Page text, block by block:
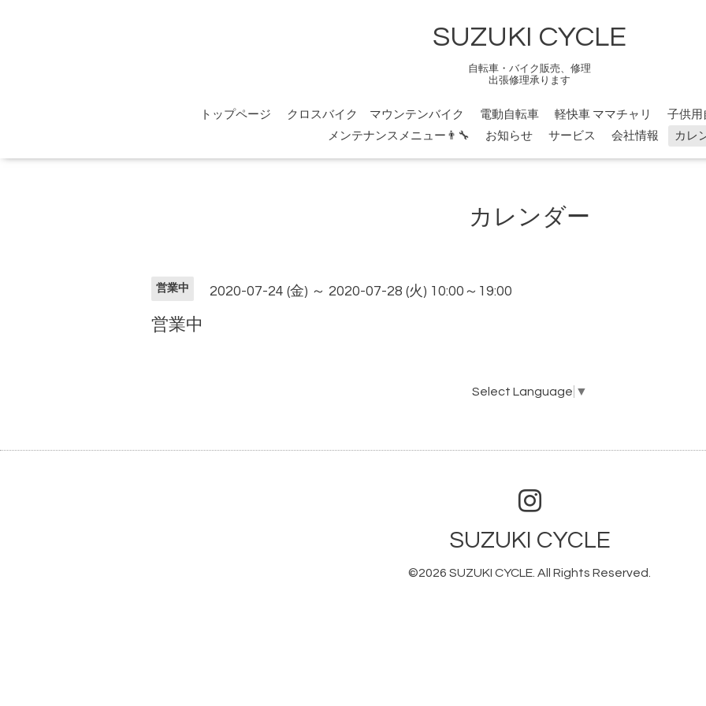
SUZUKI CYCLE
自転車・バイク販売、修理
出張修理承ります
トップページ クロスバイク マウンテンバイク 電動自転車 軽快車 ママチャリ 子供用
メンテナンスメニュー👨‍🔧
お知らせ サービス 会社情報 カレ
カレンダー
営業中 2020-07-24 (金) ～ 2020-07-28 (火) 10:00～19:00
営業中
Select Language ▼
SUZUKI CYCLE
©2026 SUZUKI CYCLE . All Rights Reserved.